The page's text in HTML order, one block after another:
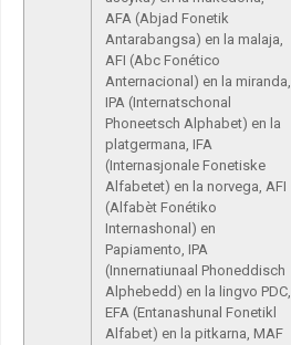
AFA (Abjad Fonetik
Antarabangsa) en la malaja,
AFI (Abc Fonético
Anternacional) en la miranda,
IPA (Internatschonal
Phoneetsch Alphabet) en la
platgermana, IFA
(Internasjonale Fonetiske
Alfabetet) en la norvega, AFI
(Alfabèt Fonétiko
Internashonal) en
Papiamento, IPA
(Innernatiunaal Phoneddisch
Alphebedd) en la lingvo PDC,
EFA (Entanashunal Fonetikl
Alfabet) en la pitkarna, MAF